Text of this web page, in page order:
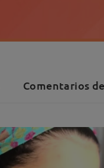
Comentarios